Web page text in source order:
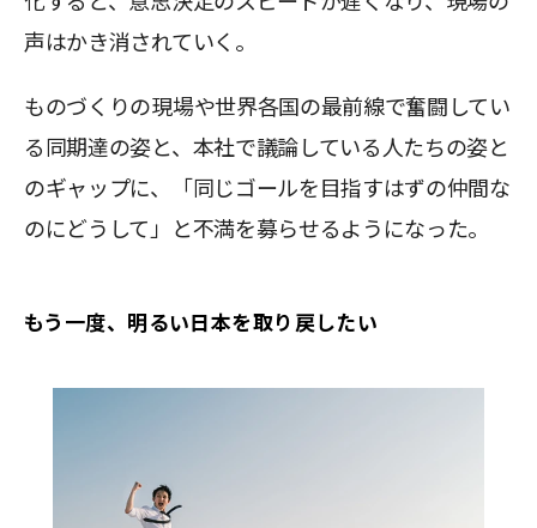
声はかき消されていく。
ものづくりの現場や世界各国の最前線で奮闘してい
る同期達の姿と、本社で議論している人たちの姿と
のギャップに、「同じゴールを目指すはずの仲間な
のにどうして」と不満を募らせるようになった。
もう一度、明るい日本を取り戻したい